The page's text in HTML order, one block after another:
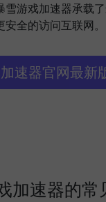
雪游戏加速器承载
全的访问互联网。
速器官网最新
加速器的常